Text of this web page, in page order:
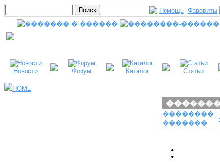
Помощь Фавориты
Новости Форум Каталог Статьи
HOME
��������
�������
: